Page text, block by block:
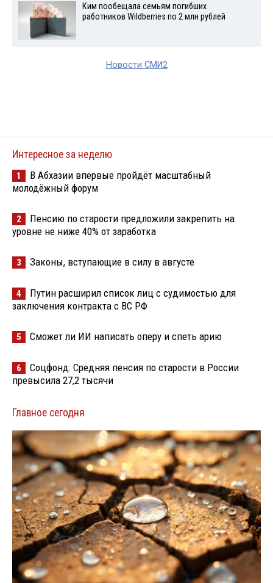
Ким пообещала семьям погибших
работников Wildberries по 2 млн рублей
Новости СМИ2
Интересное за неделю
1
В Абхазии впервые пройдёт масштабный
молодёжный форум
2
Пенсию по старости предложили закрепить на
уровне не ниже 40% от заработка
3 Законы, вступающие в силу в августе
4
Путин расширил список лиц с судимостью для
заключения контракта с ВС РФ
5 Сможет ли ИИ написать оперу и спеть арию
6
Соцфонд: Средняя пенсия по старости в России
превысила 27,2 тысячи
Главное сегодня